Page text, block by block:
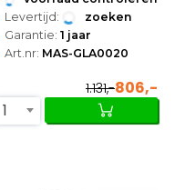
Levertijd: zoeken
Garantie: 1 jaar
Art.nr: MAS-GLA0020
1.131,-806,-
1